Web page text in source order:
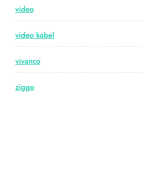
video
video kabel
vivanco
ziggo